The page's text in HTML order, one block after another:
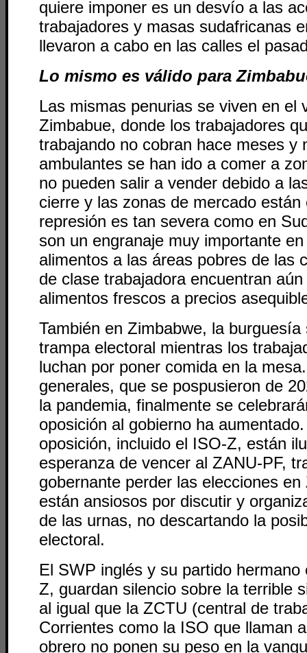
quiere imponer es un desvío a las
trabajadores y masas sudafricanas
llevaron a cabo en las calles el
Lo mismo es válido para
Las mismas penurias se viven en el
Zimbabue, donde los trabajadores
trabajando no cobran hace meses y
ambulantes se han ido a comer a
no pueden salir a vender debido a
cierre y las zonas de mercado están
represión es tan severa como en
son un engranaje muy importante
alimentos a las áreas pobres de las
de clase trabajadora encuentran
alimentos frescos a precios
También en Zimbabwe, la
trampa electoral mientras los
luchan por poner comida en la
generales, que se pospusieron de
la pandemia, finalmente se
oposición al gobierno ha
oposición, incluido el ISO-Z, están
esperanza de vencer al ZANU-PF,
gobernante perder las elecciones
están ansiosos por discutir y
de las urnas, no descartando la
electoral.
El SWP inglés y su partido
Z, guardan silencio sobre la terrible
al igual que la ZCTU (central de
Corrientes como la ISO que llaman
obrero no ponen su peso en la